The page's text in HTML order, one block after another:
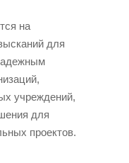
на
для
учреждений,
для
проектов.